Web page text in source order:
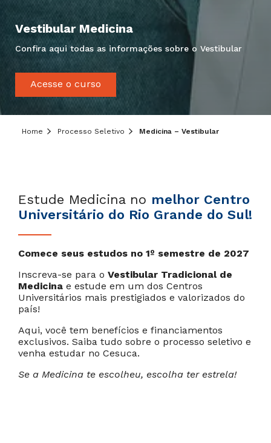
Vestibular Medicina
Confira aqui todas as informações sobre o Vestibular
Acesse o curso
Home Processo Seletivo Medicina – Vestibular
Estude Medicina no melhor Centro
Universitário do Rio Grande do Sul!
Comece seus estudos no 1º semestre de 2027
Inscreva-se para o Vestibular Tradicional de
Medicina e estude em um dos Centros
Universitários mais prestigiados e valorizados do
país!
Aqui, você tem benefícios e financiamentos
exclusivos. Saiba tudo sobre o processo seletivo e
venha estudar no Cesuca.
Se a Medicina te escolheu, escolha ter estrela!